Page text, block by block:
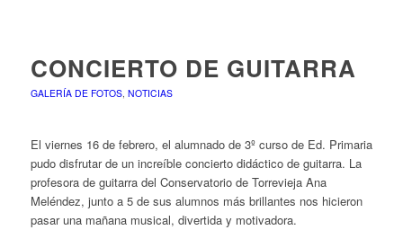
CONCIERTO DE GUITARRA
GALERÍA DE FOTOS, NOTICIAS
El viernes 16 de febrero, el alumnado de 3º curso de Ed. Primaria
pudo disfrutar de un increíble concierto didáctico de guitarra. La
profesora de guitarra del Conservatorio de Torrevieja Ana
Meléndez, junto a 5 de sus alumnos más brillantes nos hicieron
pasar una mañana musical, divertida y motivadora.